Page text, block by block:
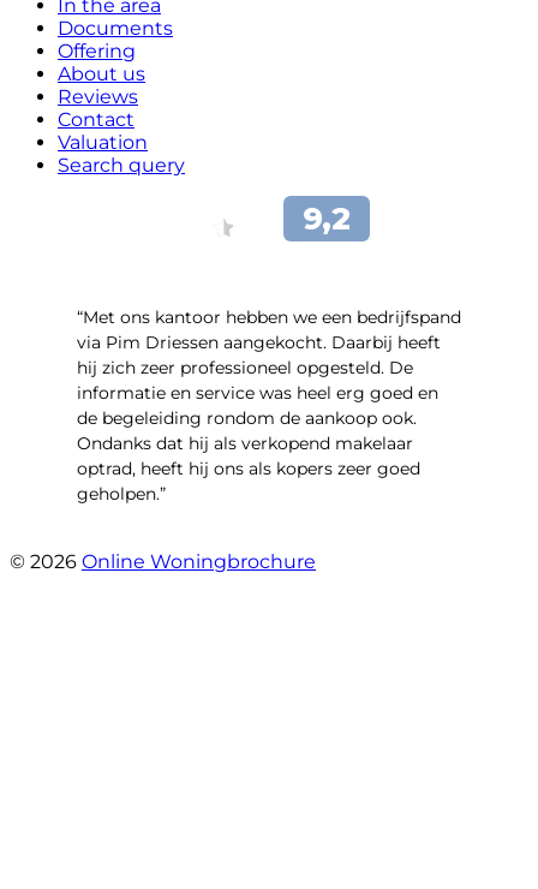
In the area
Documents
Offering
About us
Reviews
Contact
Valuation
Search query
“Met ons kantoor hebben we een bedrijfspand
via Pim Driessen aangekocht. Daarbij heeft
hij zich zeer professioneel opgesteld. De
informatie en service was heel erg goed en
de begeleiding rondom de aankoop ook.
Ondanks dat hij als verkopend makelaar
optrad, heeft hij ons als kopers zeer goed
geholpen.”
© 2026 Online Woningbrochure